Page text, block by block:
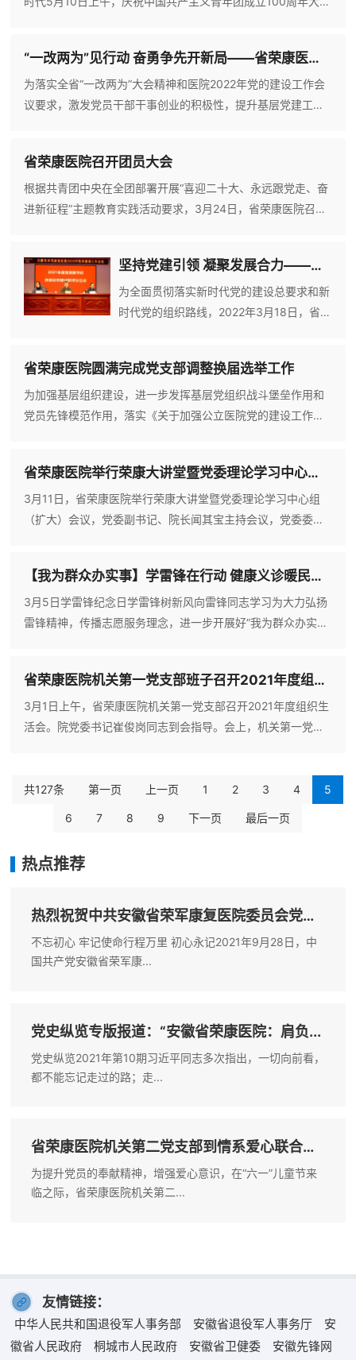
己的专业技能转化为为群众办实事的具体行
动，用
医院组织组织青年团员及青年干部职工收听收看活动直播，认
真学习习近平总书记重要讲话精神，习近平总书记在庆祝大会
上的重要讲话精神在广大团员青年中引起强烈反响。庆祝大会
“一改两为”见行动 奋勇争先开新局——省荣康医院组织开展参观见学活动
为落实全省“一改两为”大会精神和医院2022年党的建设工作会
议要求，激发党员干部干事创业的积极性，提升基层党建工作
支部书记、支委委员以及群团组织负责人共计20余人参加活
动。本次见学主要围绕党支部标准化建设、党建品牌创建和党
群活动阵地室内文化建设等方面进行观摩学习。参观团一行先
省荣康医院召开团员大会
根据共青团中央在全团部署开展“喜迎二十大、永远跟党走、奋
进新征程”主题教育实践活动要求，3月24日，省荣康医院召开
工作以及院共青团工作考核办法，并通报了院2022年第一季度
共青团活动开展及团员参与情况，呼吁团员青年积极参与团组
织活动，对共青团工作建言献策，激励广大团员青年以更加饱
坚持党建引领 凝聚发展合力——省荣康医院召开2021年度党支部书记抓基层党建述职评议暨2022年党的建设工作会议
为全面贯彻落实新时代党的建设总要求和新
时代党的组织路线，2022年3月18日，省荣
会议深入学习贯彻全省退役军人事务系统
2022年度全面从严治党暨改进工作作风视
频会议精神，部署2022年党的建设重点工
议。会上，党支部书记对标基层党建工作要
求，就一
省荣康医院圆满完成党支部调整换届选举工作
为加强基层组织建设，进一步发挥基层党组织战斗堡垒作用和
党员先锋模范作用，落实《关于加强公立医院党的建设工作的
届选举工作，院党委印发了《关于调整党支部设置和集中开展
选举工作的通知》，对换届选举工作进行周密安排、详细部
署。院领导班子成员以普通党员身份参加所在党支部换届选举
省荣康医院举行荣康大讲堂暨党委理论学习中心组（扩大）会议
3月11日，省荣康医院举行荣康大讲堂暨党委理论学习中心组
（扩大）会议，党委副书记、院长闻其宝主持会议，党委委
央纪委六次全会上、在中央党校（国家行政学院）中青年干部
培训班开班式上的重要讲话精神；学习全国、省退役军人系统
和卫生健康系统有关会议和文件精神。会上，副院长李祥就学
【我为群众办实事】学雷锋在行动 健康义诊暖民心——省荣康医院开展学雷锋义诊活动
3月5日学雷锋纪念日学雷锋树新风向雷锋同志学习为大力弘扬
雷锋精神，传播志愿服务理念，进一步开展好“我为群众办实
市民广场开展学雷锋大型义诊活动，共义诊400余人次。义诊
现场，前来咨询的居民络绎不绝，医护人员给他们进行血压、
血糖检查，根据每人的身体状况给出下一步检查和治疗的建
省荣康医院机关第一党支部班子召开2021年度组织生活会暨“如何改、如何为”专题组织生活会
3月1日上午，省荣康医院机关第一党支部召开2021年度组织生
活会。院党委书记崔俊岗同志到会指导。会上，机关第一党支
支委班子结合个人思想、工作、作风实际，按照“四个对照”的
共127条 第一页 上一页 1 2 3 4 5
6 7 8 9 下一页 最后一页
热点推荐
热烈祝贺中共安徽省荣军康复医院委员会党
员...
不忘初心 牢记使命行程万里 初心永记2021年9月28日，中
国共产党安徽省荣军康...
党史纵览专版报道：“安徽省荣康医院：肩负...
党史纵览2021年第10期习近平同志多次指出，一切向前看，
都不能忘记走过的路；走...
省荣康医院机关第二党支部到情系爱心联合
会...
为提升党员的奉献精神，增强爱心意识，在“六一”儿童节来
临之际，省荣康医院机关第二...
友情链接：
中华人民共和国退役军人事务部 安徽省退役军人事务厅
安
徽省人民政府
桐城市人民政府 安徽省卫健委 安徽先锋网